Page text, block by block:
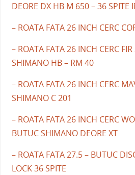
DEORE DX HB M 650 – 36 SPITE
– ROATA FATA 26 INCH CERC
– ROATA FATA 26 INCH CERC
SHIMANO HB – RM 40
– ROATA FATA 26 INCH CERC
SHIMANO C 201
– ROATA FATA 26 INCH CERC
BUTUC SHIMANO DEORE XT
– ROATA FATA 27.5 – BUTUC
LOCK 36 SPITE